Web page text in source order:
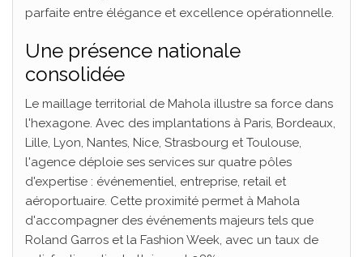
parfaite entre élégance et excellence opérationnelle.
Une présence nationale
consolidée
Le maillage territorial de Mahola illustre sa force dans
l'hexagone. Avec des implantations à Paris, Bordeaux,
Lille, Lyon, Nantes, Nice, Strasbourg et Toulouse,
l'agence déploie ses services sur quatre pôles
d'expertise : événementiel, entreprise, retail et
aéroportuaire. Cette proximité permet à Mahola
d'accompagner des événements majeurs tels que
Roland Garros et la Fashion Week, avec un taux de